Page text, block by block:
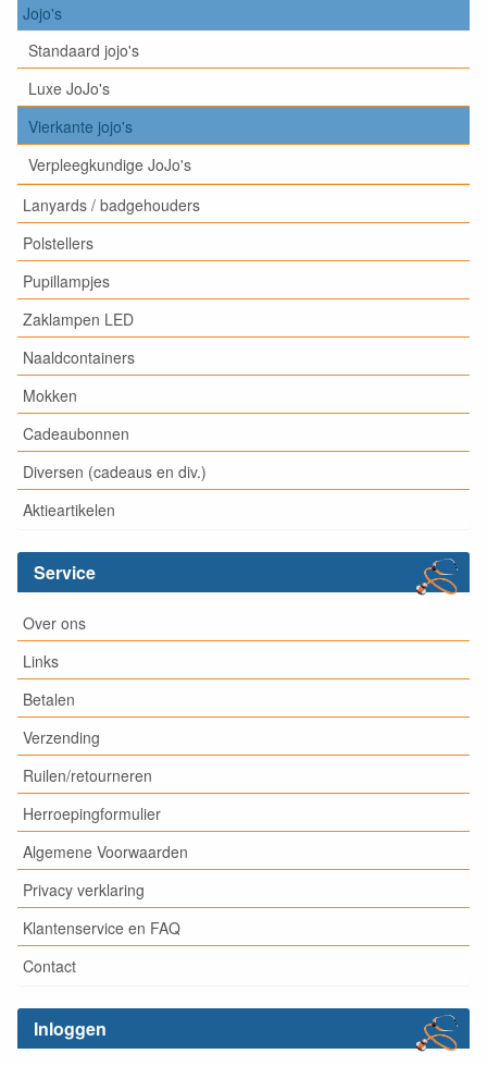
Jojo's
Standaard jojo's
Luxe JoJo's
Vierkante jojo's
Verpleegkundige JoJo's
Lanyards / badgehouders
Polstellers
Pupillampjes
Zaklampen LED
Naaldcontainers
Mokken
Cadeaubonnen
Diversen (cadeaus en div.)
Aktieartikelen
Service
Over ons
Links
Betalen
Verzending
Ruilen/retourneren
Herroepingformulier
Algemene Voorwaarden
Privacy verklaring
Klantenservice en FAQ
Contact
Inloggen